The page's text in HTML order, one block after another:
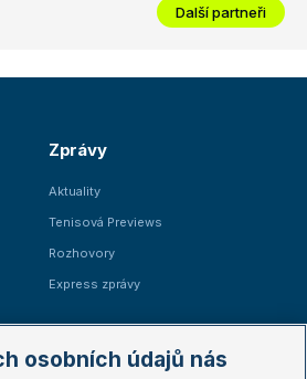
Další partneři
Zprávy
Aktuality
Tenisová Previews
Rozhovory
Express zprávy
osobních údajů nás